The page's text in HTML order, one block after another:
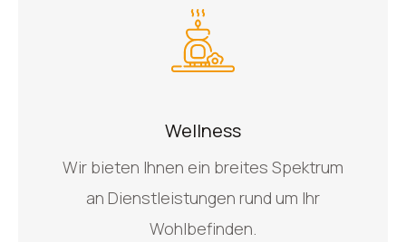
Wellness
Wir bieten Ihnen ein breites Spektrum
an Dienstleistungen rund um Ihr
Wohlbefinden.